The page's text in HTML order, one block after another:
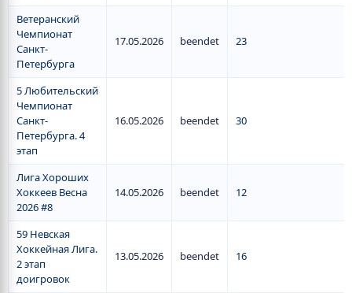
Ветеранский
Чемпионат
Санкт-
Петербурга
17.05.2026 beendet 23
5 Любительский
Чемпионат
Санкт-
Петербурга. 4
этап
16.05.2026 beendet 30
Лига Хороших
Хоккеев Весна
2026 #8
14.05.2026 beendet 12
59 Невская
Хоккейная Лига.
2 этап
доигровок
13.05.2026 beendet 16